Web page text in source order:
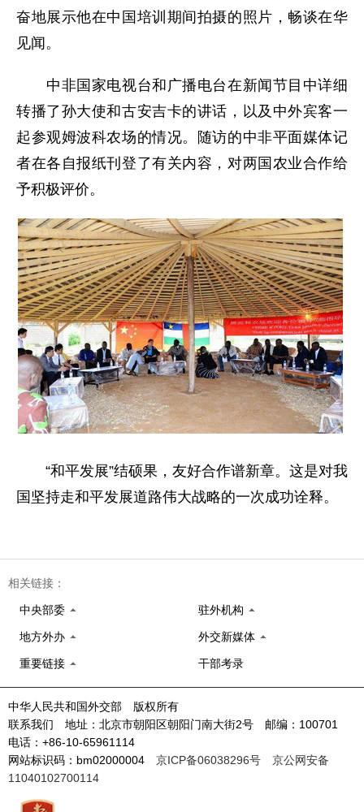
奋地展示他在中国培训期间拍摄的照片，畅谈在华
见闻。
中非国家电视台和广播电台在新闻节目中详细
转播了孙大使和古安吉卡的讲话，以及中外宾客一
起参观姆波科农场的情况。随访的中非平面媒体记
者在各自报纸刊登了有关内容，对两国农业合作给
予积极评价。
“和平发展”结硕果，友好合作谱新章。这是对我
国坚持走和平发展道路伟大战略的一次成功诠释。
相关链接：
中央部委 驻外机构
地方外办 外交新媒体
重要链接 干部考录
中华人民共和国外交部 版权所有
联系我们 地址：北京市朝阳区朝阳门南大街2号 邮编：100701
电话：+86-10-65961114
网站标识码：bm02000004 京ICP备06038296号
京公网安备
11040102700114